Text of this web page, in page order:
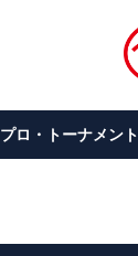
プロ・トーナメント